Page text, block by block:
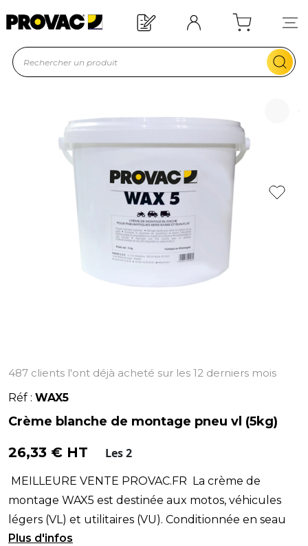
Offre de bienvenue : 20€ offerts !
En savoir plus
487 clients l'ont déjà acheté sur les 12 derniers mois
Réf : WAX5
Crème blanche de montage pneu vl (5kg)
26,33 € HT Les 2
MEILLEURE VENTE PROVAC.FR La crème de
montage WAX5 est destinée aux motos, véhicules
légers (VL) et utilitaires (VU). Conditionnée en seau
de 5 k